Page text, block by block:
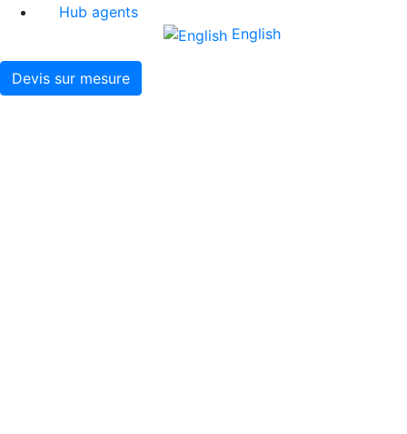
Hub agents
English
Devis sur mesure